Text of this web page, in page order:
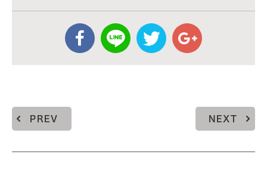
PREV NEXT